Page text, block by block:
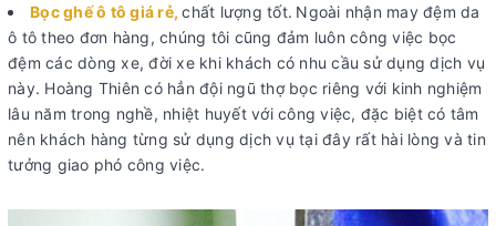
Bọc ghế ô tô giá rẻ, chất lượng tốt. Ngoài nhận may đệm da
ô tô theo đơn hàng, chúng tôi cũng đảm luôn công việc bọc
đệm các dòng xe, đời xe khi khách có nhu cầu sử dụng dịch vụ
này. Hoàng Thiên có hẳn đội ngũ thợ bọc riêng với kinh nghiệm
lâu năm trong nghề, nhiệt huyết với công việc, đặc biệt có tâm
nên khách hàng từng sử dụng dịch vụ tại đây rất hài lòng và tin
tưởng giao phó công việc.